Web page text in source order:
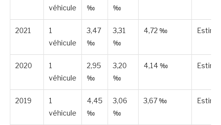
véhicule
‰
‰
2021
1
véhicule
3,47
‰
3,31
‰
4,72 ‰
2020
1
véhicule
2,95
‰
3,20
‰
4,14 ‰
2019
1
véhicule
4,45
‰
3,06
‰
3,67 ‰